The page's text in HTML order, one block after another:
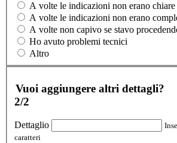
A volte le indicazioni non erano chiare
A volte le indicazioni non erano
A volte non capivo se stavo
Ho avuto problemi tecnici
Altro
Vuoi aggiungere altri dettagli?
2/2
Dettaglio
caratteri